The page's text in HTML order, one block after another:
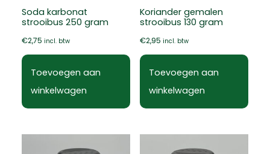
Soda karbonat
strooibus 250 gram
€2,75 incl. btw
Toevoegen aan
winkelwagen
Koriander gemalen
strooibus 130 gram
€2,95 incl. btw
Toevoegen aan
winkelwagen